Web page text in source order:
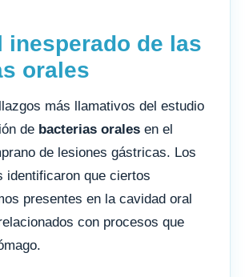
inesperado de las
orales
más llamativos del estudio
de bacterias orales en el
de lesiones gástricas. Los
identificaron que ciertos
presentes en la cavidad oral
con procesos que